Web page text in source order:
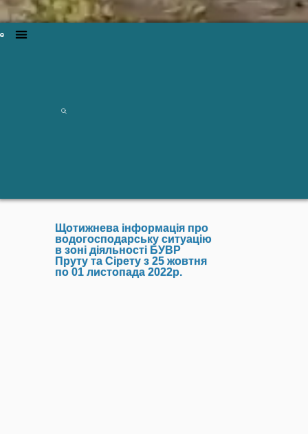
Щотижнева інформація про
водогосподарську ситуацію
в зоні діяльності БУВР
Пруту та Сірету з 25 жовтня
по 01 листопада 2022р.